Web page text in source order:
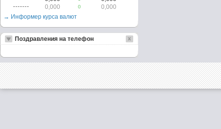
0,000
0
0,000
→ Информер курса валют
Поздравления на телефон